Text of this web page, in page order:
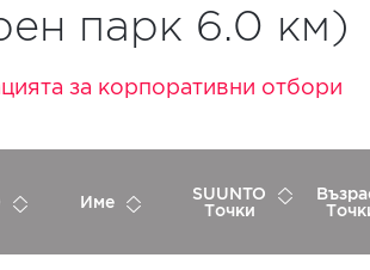
парк 6.0 км)
за корпоративни отбори
Име
SUUNTO
Точки